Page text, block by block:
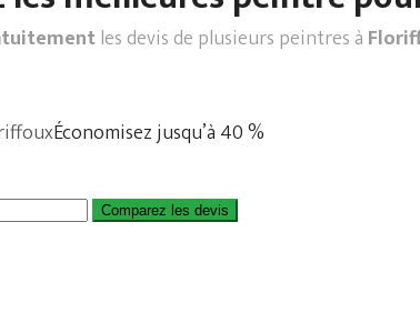
les devis de plusieurs peintres à
Économisez jusqu’à 40 %
Comparez les devis